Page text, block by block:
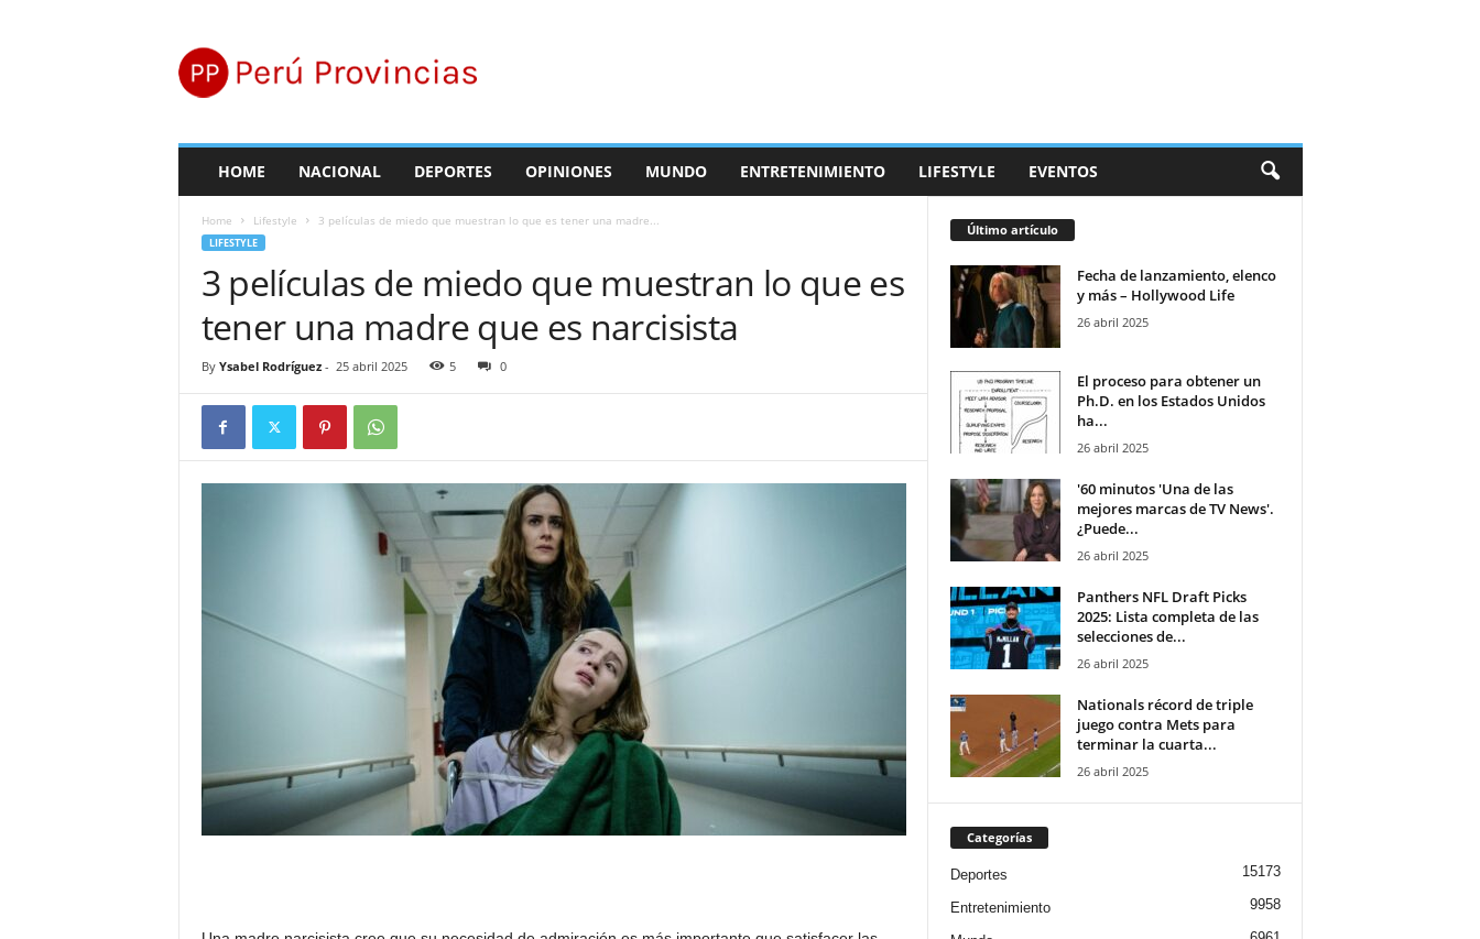
r
ú
HOME NACIONAL DEPORTES OPINIONES MUNDO ENTRETENIMIENTO LIFESTYLE EVENTOS
Home Lifestyle 3 películas de miedo que muestran lo que es tener una madre...
LIFESTYLE
3 películas de miedo que muestran lo que es
tener una madre que es narcisista
By Ysabel Rodríguez- 25 abril 2025 5 0
Último artículo
Fecha de lanzamiento, elenco
y más – Hollywood Life
26 abril 2025
El proceso para obtener un
Ph.D. en los Estados Unidos
ha...
26 abril 2025
'60 minutos 'Una de las
mejores marcas de TV News'.
¿Puede...
26 abril 2025
Panthers NFL Draft Picks
2025: Lista completa de las
selecciones de...
26 abril 2025
Nationals récord de triple
juego contra Mets para
terminar la cuarta...
26 abril 2025
Categorías
Deportes 15173
Entretenimiento 9958